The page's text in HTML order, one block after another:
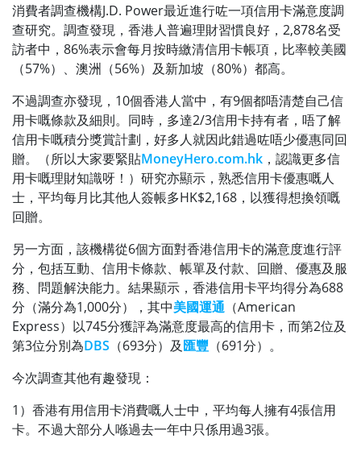
消費者調查機構J.D. Power最近進行咗一項信用卡滿意度調
查研究。調查發現，香港人普遍理財習慣良好，2,878名受
訪者中，86%表示會每月按時繳清信用卡帳項，比率較美國
（57%）、澳洲（56%）及新加坡（80%）都高。
不過調查亦發現，10個香港人當中，有9個都唔清楚自己信
用卡嘅條款及細則。同時，多達2/3信用卡持有者，唔了解
信用卡嘅積分獎賞計劃，好多人就因此錯過咗唔少優惠同回
贈。（所以大家要緊貼MoneyHero.com.hk ，認識更多信
用卡嘅理財知識呀！）研究亦顯示，熟悉信用卡優惠嘅人
士，平均每月比其他人簽帳多HK$2,168，以獲得想換領嘅
回贈。
另一方面，該機構從6個方面對香港信用卡的滿意度進行評
分，包括互動、信用卡條款、帳單及付款、回贈、優惠及服
務、問題解決能力。結果顯示，香港信用卡平均得分為688
分（滿分為1,000分），其中美國運通 （American
Express）以745分獲評為滿意度最高的信用卡，而第2位及
第3位分別為DBS （693分）及匯豐 （691分）。
今次調查其他有趣發現：
1）香港有用信用卡消費嘅人士中，平均每人擁有4張信用
卡。不過大部分人喺過去一年中只係用過3張。